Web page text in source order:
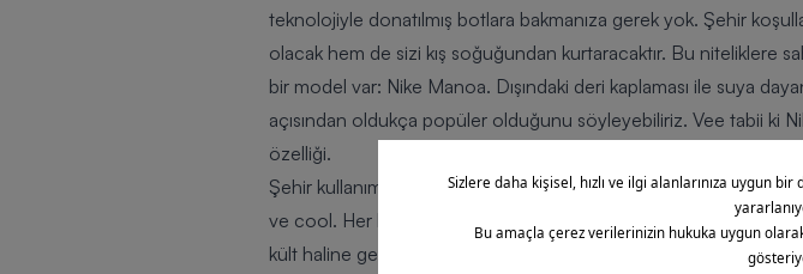
teknolojiyle donatılmış botlara bakmanıza gerek yok. Şehir
olacak hem de sizi kış soğuğundan kurtaracaktır. Bu
bir model var: Nike Manoa. Dışındaki deri kaplaması ile suya
açısından oldukça popüler olduğunu söyleyebiliriz. Vee tabii ki
özelliği.
Şehir kullanımına uygun bir diğer ayakkabı modeli ise
ve cool. Her kıyafetle kombinleyebileceğiniz, birçok hava
kült haline gelmiş modeliyle CATERPILLAR. Yani nam-ı diğer